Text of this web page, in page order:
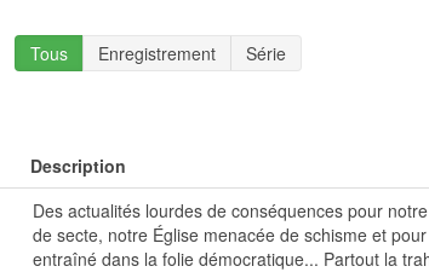
Tous Enregistrement
Série
Description
Des actualités lourdes de conséquences pour
de secte, notre Église menacée de schisme et
entraîné dans la folie démocratique... Partout la